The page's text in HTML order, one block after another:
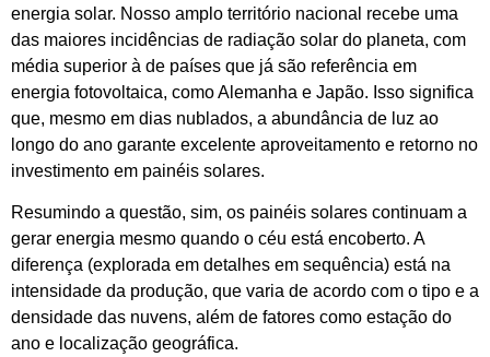
energia solar. Nosso amplo território nacional recebe uma
das maiores incidências de radiação solar do planeta, com
média superior à de países que já são referência em
energia fotovoltaica, como Alemanha e Japão. Isso significa
que, mesmo em dias nublados, a abundância de luz ao
longo do ano garante excelente aproveitamento e retorno no
investimento em painéis solares.
Resumindo a questão, sim, os painéis solares continuam a
gerar energia mesmo quando o céu está encoberto. A
diferença (explorada em detalhes em sequência) está na
intensidade da produção, que varia de acordo com o tipo e a
densidade das nuvens, além de fatores como estação do
ano e localização geográfica.